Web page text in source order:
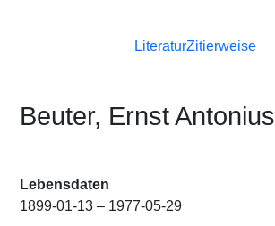
LiteraturZitierweise
Beuter, Ernst Antonius
Lebensdaten
1899-01-13 – 1977-05-29